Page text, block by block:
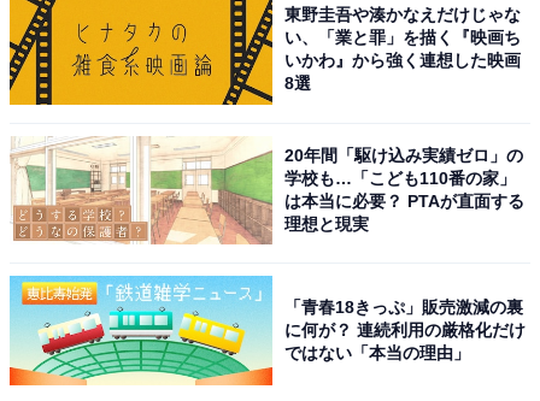
画像出典：テレビ朝日『星降る夜に』
東野圭吾や湊かなえだけじゃな
い、「業と罪」を描く『映画ち
いかわ』から強く連想した映画
8選
20年間「駆け込み実績ゼロ」の
学校も…「こども110番の家」
は本当に必要？ PTAが直面する
理想と現実
「青春18きっぷ」販売激減の裏
に何が？ 連続利用の厳格化だけ
ではない「本当の理由」